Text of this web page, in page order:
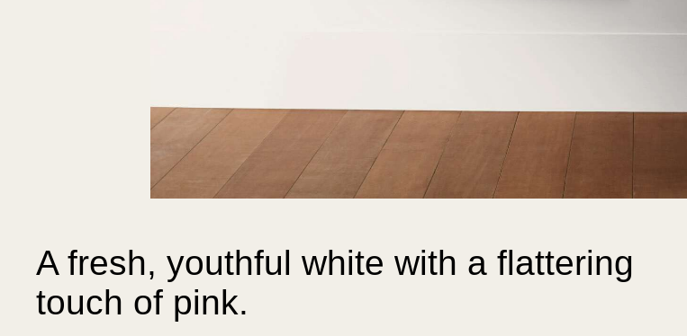
A fresh, youthful white with a flattering
touch of pink.